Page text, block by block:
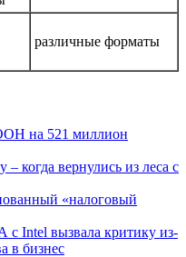
различные форматы
на 521 миллион
– когда вернулись из леса с
«налоговый
Intel вызвала критику из-
в бизнес